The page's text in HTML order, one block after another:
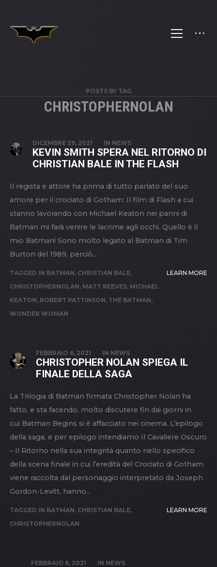
POSTS BY TAG
CHRISTOPHERNOLAN
DICEMBRE 29, 2021 IN NEWS
KEVIN SMITH SPERA NEL RITORNO DI
CHRISTIAN BALE IN THE FLASH
Il regista e attore ha prima di tutto parlato del suo
amore per il crociato di Gotham: Il film di Flash a cui
stanno lavorando con Michael Keaton nei panni di
Batman mi farà venire le lacrime agli occhi. Quello è il
mio Batman! Sono molto legato al Batman di Tim
Burton del 1989, perciò...
TAGGED IN BATMAN, CHRISTIAN BALE,
CHRISTOPHERNOLAN, MATT REEVES, MICHAEL
KEATON, ROBERT PATTINSON, THE BATMAN,
WONDER WOMAN
LEARN MORE
FEBBRAIO 6, 2021 IN NEWS
CHRISTOPHER NOLAN SPIEGA IL
FINALE DELLA SAGA
La Trilogia di Batman firmata Christopher Nolan ha
fatto, e sta facendo, molto discutere fin dai giorni in
cui Batman Begins si è affacciato nei cinema. L’epilogo
della saga, e per epilogo intendiamo Il Cavaliere Oscuro
– Il Ritorno nella sua integrità quanto nello specifico
della scena finale in cui l’eredità del Crociato di Gotham
viene raccolta dal personaggio interpretato da Joseph
Gordon-Levitt, hanno...
TAGGED IN BATMAN, CHRISTIAN BALE,
CHRISTOPHERNOLAN
LEARN MORE
FEBBRAIO 6, 2021 IN NEWS